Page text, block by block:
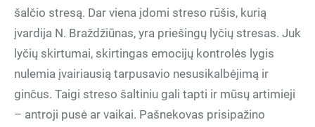
šalčio stresą. Dar viena įdomi streso rūšis, kurią
įvardija N. Braždžiūnas, yra priešingų lyčių stresas. Juk
lyčių skirtumai, skirtingas emocijų kontrolės lygis
nulemia įvairiausią tarpusavio nesusikalbėjimą ir
ginčus. Taigi streso šaltiniu gali tapti ir mūsų artimieji
– antroji pusė ar vaikai. Pašnekovas prisipažino